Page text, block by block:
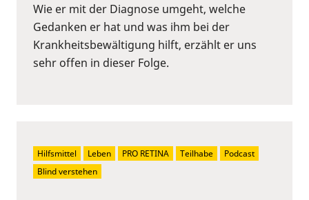
Wie er mit der Diagnose umgeht, welche
Gedanken er hat und was ihm bei der
Krankheitsbewältigung hilft, erzählt er uns
sehr offen in dieser Folge.
Hilfsmittel Leben PRO RETINA Teilhabe
Podcast
Blind verstehen